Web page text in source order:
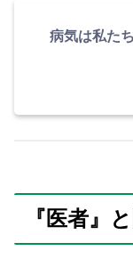
病気は私た
『医者』